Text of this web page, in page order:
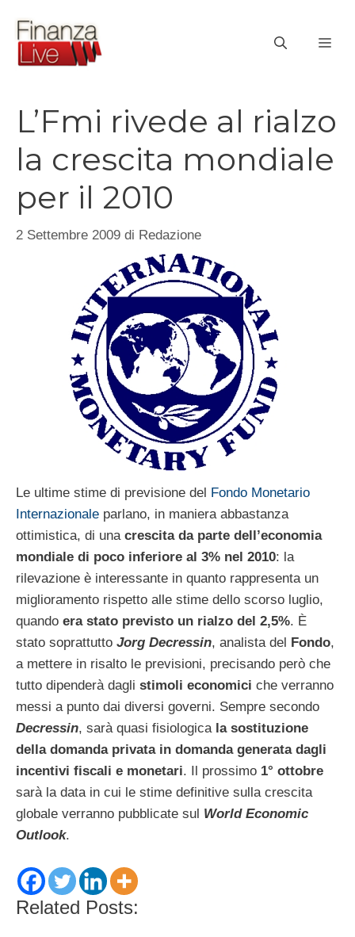
contenuto
L’Fmi rivede al rialzo
la crescita mondiale
per il 2010
2 Settembre 2009 di Redazione
Le ultime stime di previsione del Fondo Monetario
Internazionale parlano, in maniera abbastanza
ottimistica, di una crescita da parte dell’economia
mondiale di poco inferiore al 3% nel 2010: la
rilevazione è interessante in quanto rappresenta un
miglioramento rispetto alle stime dello scorso luglio,
quando era stato previsto un rialzo del 2,5%. È
stato soprattutto Jorg Decressin, analista del Fondo,
a mettere in risalto le previsioni, precisando però che
tutto dipenderà dagli stimoli economici che verranno
messi a punto dai diversi governi. Sempre secondo
Decressin, sarà quasi fisiologica la sostituzione
della domanda privata in domanda generata dagli
incentivi fiscali e monetari. Il prossimo 1° ottobre
sarà la data in cui le stime definitive sulla crescita
globale verranno pubblicate sul World Economic
Outlook.
Related Posts: